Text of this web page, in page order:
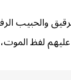
والحبيب
لفظ